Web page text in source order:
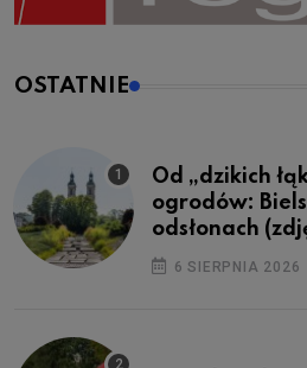
OSTATNIE
Od „dzikich
ogrodów:
odsłonach
6 SIERPNIA 2026